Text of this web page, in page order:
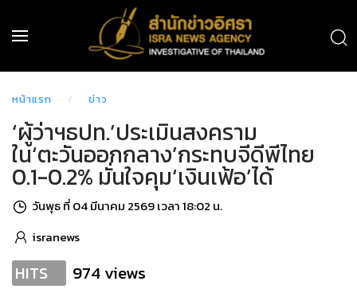
หน้าแรก ข่าว
‘ผู้ว่าฯธปท.’ประเมินสงคราม
ใน‘ตะวันออกกลาง’กระทบจีดีพีไทย
0.1-0.2% มั่นใจคุม‘เงินเฟ้อ’ได้
วันพุธ ที่ 04 มีนาคม 2569 เวลา 18:02 น.
isranews
HITS 974 views